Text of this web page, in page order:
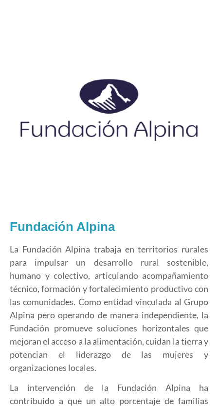
Fundación Alpina
La Fundación Alpina trabaja en territorios rurales
para impulsar un desarrollo rural sostenible,
humano y colectivo, articulando acompañamiento
técnico, formación y fortalecimiento productivo con
las comunidades. Como entidad vinculada al Grupo
Alpina pero operando de manera independiente, la
Fundación promueve soluciones horizontales que
mejoran el acceso a la alimentación, cuidan la tierra y
potencian el liderazgo de las mujeres y
organizaciones locales.
La intervención de la Fundación Alpina ha
contribuido a que un alto porcentaje de familias